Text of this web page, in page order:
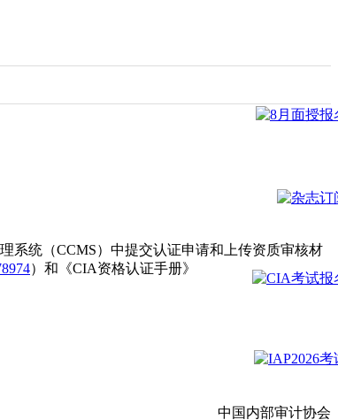
系统（CCMS）中提交认证申请和上传资质审核材
）和《CIA资格认证手册》
中国内部审计协会